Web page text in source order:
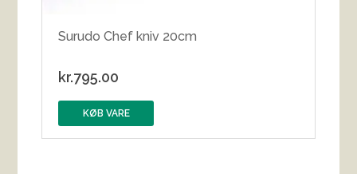
Surudo Chef kniv 20cm
kr.795.00
KØB VARE